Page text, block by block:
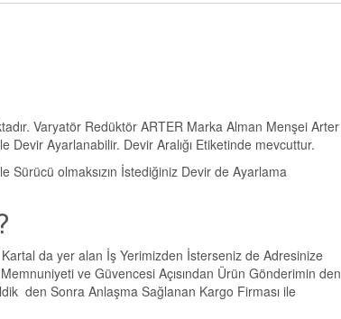
Varyatör Redüktör ARTER Marka Alman Menşei Arter
Ayarlanabilir. Devir Aralığı Etiketinde mevcuttur.
olmaksızın İstediğiniz Devir de Ayarlama
da yer alan İş Yerimizden İsterseniz de Adresinize
ve Güvencesi Açısından Ürün Gönderimin den
den Sonra Anlaşma Sağlanan Kargo Firması ile